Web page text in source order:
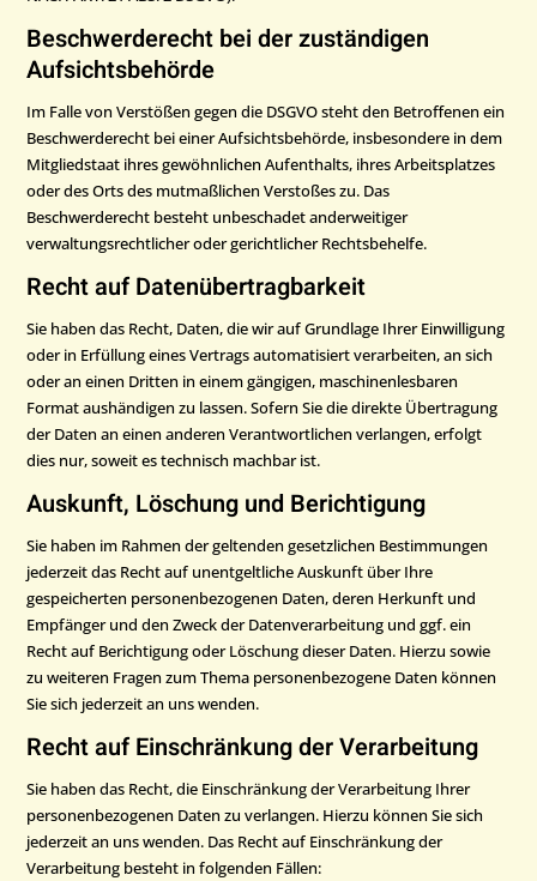
Beschwerde­recht bei der zuständigen
Aufsichts­behörde
Im Falle von Verstößen gegen die DSGVO steht den Betroffenen ein
Beschwerderecht bei einer Aufsichtsbehörde, insbesondere in dem
Mitgliedstaat ihres gewöhnlichen Aufenthalts, ihres Arbeitsplatzes
oder des Orts des mutmaßlichen Verstoßes zu. Das
Beschwerderecht besteht unbeschadet anderweitiger
verwaltungsrechtlicher oder gerichtlicher Rechtsbehelfe.
Recht auf Daten­übertrag­barkeit
Sie haben das Recht, Daten, die wir auf Grundlage Ihrer Einwilligung
oder in Erfüllung eines Vertrags automatisiert verarbeiten, an sich
oder an einen Dritten in einem gängigen, maschinenlesbaren
Format aushändigen zu lassen. Sofern Sie die direkte Übertragung
der Daten an einen anderen Verantwortlichen verlangen, erfolgt
dies nur, soweit es technisch machbar ist.
Auskunft, Löschung und Berichtigung
Sie haben im Rahmen der geltenden gesetzlichen Bestimmungen
jederzeit das Recht auf unentgeltliche Auskunft über Ihre
gespeicherten personenbezogenen Daten, deren Herkunft und
Empfänger und den Zweck der Datenverarbeitung und ggf. ein
Recht auf Berichtigung oder Löschung dieser Daten. Hierzu sowie
zu weiteren Fragen zum Thema personenbezogene Daten können
Sie sich jederzeit an uns wenden.
Recht auf Einschränkung der Verarbeitung
Sie haben das Recht, die Einschränkung der Verarbeitung Ihrer
personenbezogenen Daten zu verlangen. Hierzu können Sie sich
jederzeit an uns wenden. Das Recht auf Einschränkung der
Verarbeitung besteht in folgenden Fällen: